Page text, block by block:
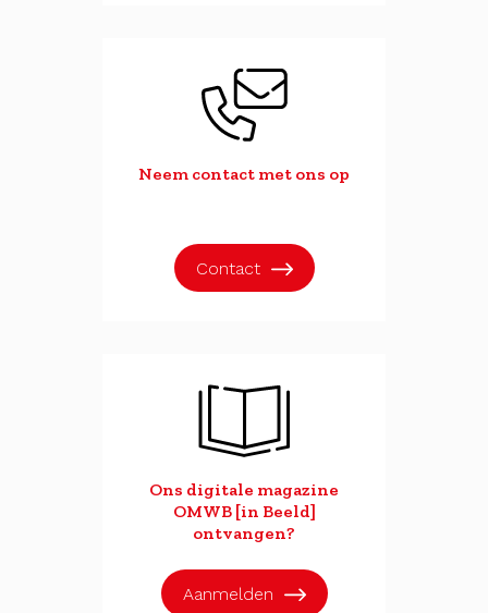
Neem contact met ons op
Contact
Ons digitale magazine
OMWB [in Beeld]
ontvangen?
Aanmelden